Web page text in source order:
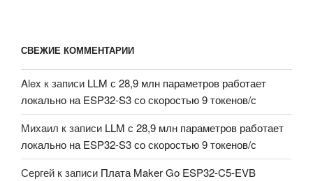
СВЕЖИЕ КОММЕНТАРИИ
Alex к записи LLM с 28,9 млн параметров работает
локально на ESP32-S3 со скоростью 9 токенов/с
Михаил к записи LLM с 28,9 млн параметров работает
локально на ESP32-S3 со скоростью 9 токенов/с
Сергей к записи Плата Maker Go ESP32-C5-EVB